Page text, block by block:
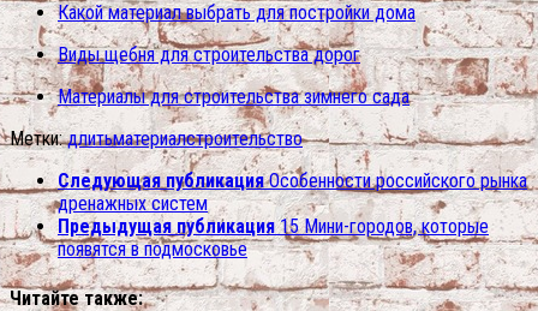
Какой материал выбрать для постройки дома
Виды щебня для строительства дорог
Материалы для строительства зимнего сада
Метки: длитьматериалстроительство
Следующая публикация Особенности российского рынка
дренажных систем
Предыдущая публикация 15 Мини-городов, которые
появятся в подмосковье
Читайте также: